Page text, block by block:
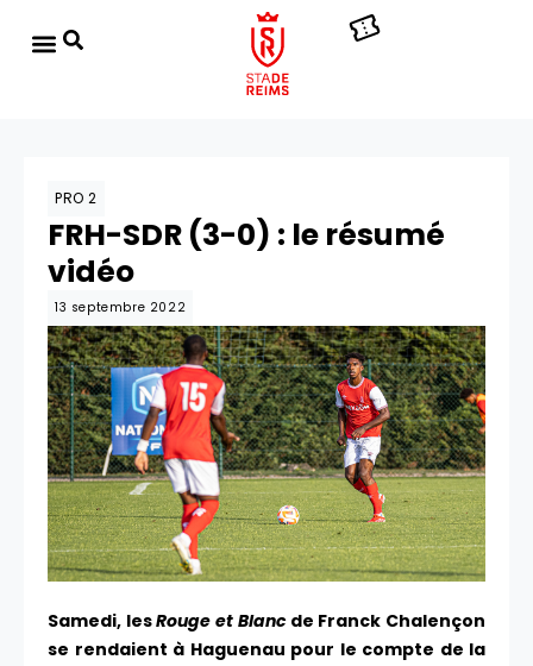
PRO 2
FRH-SDR (3-0) : le résumé
vidéo
13 septembre 2022
Samedi, lesRouge et Blancde Franck Chalençon
se rendaient à Haguenau pour le compte de la